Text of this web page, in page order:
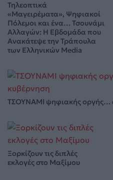
Τηλεοπτικά
«Μαγειρέματα», Ψηφιακοί
Πόλεμοι και ένα… Τσουνάμι
Αλλαγών: Η Εβδομάδα που
Ανακάτεψε την Τράπουλα
των Ελληνικών Media
ΤΣΟΥΝΑΜΙ ψηφιακής οργής…
Ξορκίζουν τις διπλές
εκλογές στο Μαξίμου